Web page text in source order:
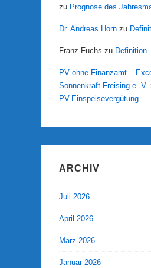
zu Prognose des
Dr. Andreas Horn zu
Franz Fuchs zu Definition
PV ohne Finanzamt –
Sonnenkraft-Freising e. V.
PV-Einspeisevergütung
ARCHIV
Juli 2026
April 2026
März 2026
Januar 2026